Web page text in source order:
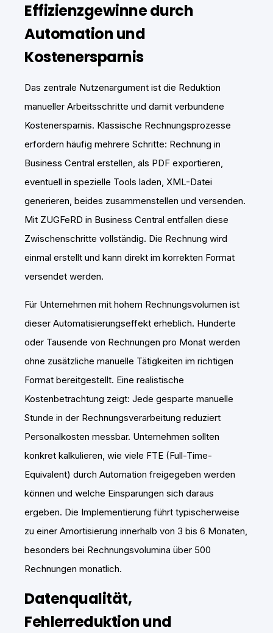
Effizienzgewinne durch
Automation und
Kostenersparnis
Das zentrale Nutzenargument ist die Reduktion
manueller Arbeitsschritte und damit verbundene
Kostenersparnis. Klassische Rechnungsprozesse
erfordern häufig mehrere Schritte: Rechnung in
Business Central erstellen, als PDF exportieren,
eventuell in spezielle Tools laden, XML-Datei
generieren, beides zusammenstellen und versenden.
Mit ZUGFeRD in Business Central entfallen diese
Zwischenschritte vollständig. Die Rechnung wird
einmal erstellt und kann direkt im korrekten Format
versendet werden.
Für Unternehmen mit hohem Rechnungsvolumen ist
dieser Automatisierungseffekt erheblich. Hunderte
oder Tausende von Rechnungen pro Monat werden
ohne zusätzliche manuelle Tätigkeiten im richtigen
Format bereitgestellt. Eine realistische
Kostenbetrachtung zeigt: Jede gesparte manuelle
Stunde in der Rechnungsverarbeitung reduziert
Personalkosten messbar. Unternehmen sollten
konkret kalkulieren, wie viele FTE (Full-Time-
Equivalent) durch Automation freigegeben werden
können und welche Einsparungen sich daraus
ergeben. Die Implementierung führt typischerweise
zu einer Amortisierung innerhalb von 3 bis 6 Monaten,
besonders bei Rechnungsvolumina über 500
Rechnungen monatlich.
Datenqualität,
Fehlerreduktion und